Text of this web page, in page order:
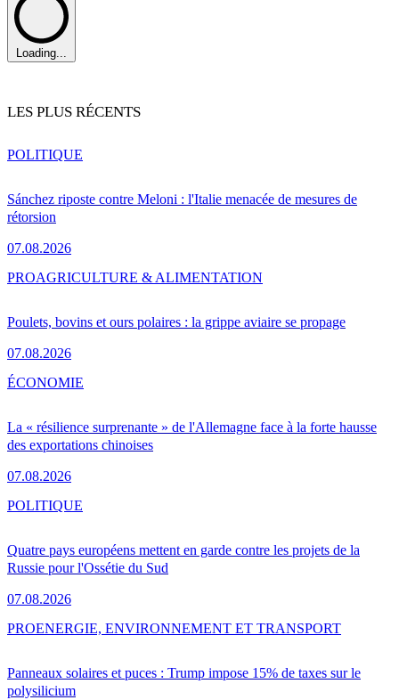
Loading...
LES PLUS RÉCENTS
Sánchez riposte contre Meloni : l'Italie menacée de mesures de
rétorsion
07.08.2026
POLITIQUE
Poulets, bovins et ours polaires : la grippe aviaire se propage
07.08.2026
PROAGRICULTURE & ALIMENTATION
La « résilience surprenante » de l'Allemagne face à la forte hausse
des exportations chinoises
07.08.2026
ÉCONOMIE
Quatre pays européens mettent en garde contre les projets de la
Russie pour l'Ossétie du Sud
07.08.2026
POLITIQUE
Panneaux solaires et puces : Trump impose 15% de taxes sur le
polysilicium
PROENERGIE, ENVIRONNEMENT ET TRANSPORT